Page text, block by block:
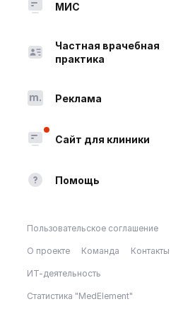
МИС
Частная врачебная
практика
Реклама
Сайт для клиники
Помощь
Пользовательское соглашение
О проекте Команда Контакты
ИТ-деятельность
Статистика "MedElement"